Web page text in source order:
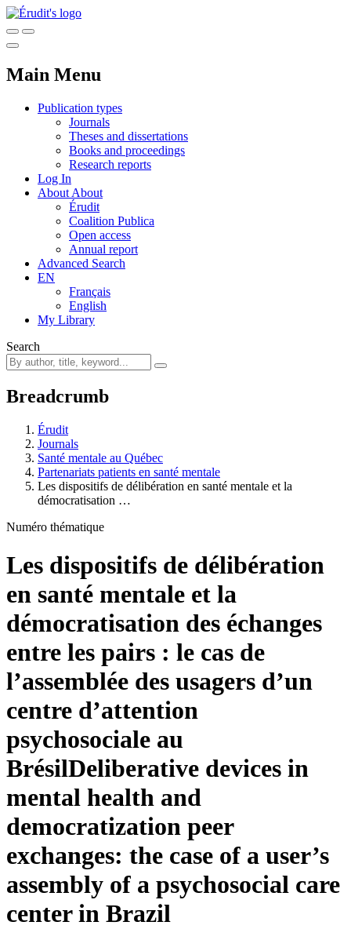
Main Menu
Publication types
Journals
Theses and dissertations
Books and proceedings
Research reports
Log In
About About
Érudit
Coalition Publica
Open access
Annual report
Advanced Search
EN
Français
English
My Library
Search
Breadcrumb
Érudit
Journals
Santé mentale au Québec
Partenariats patients en santé mentale
Les dispositifs de délibération en santé mentale et la
démocratisation …
Numéro thématique
Les dispositifs de délibération
en santé mentale et la
démocratisation des échanges
entre les pairs : le cas de
l’assemblée des usagers d’un
centre d’attention
psychosociale au
BrésilDeliberative devices in
mental health and
democratization peer
exchanges: the case of a user’s
assembly of a psychosocial care
center in Brazil